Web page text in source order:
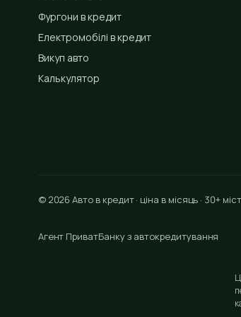
Фургони в кредит
Електромобілі в кредит
Викуп авто
Калькулятор
© 2026 Авто в кредит · ціна в місяць · 30+
Агент ПриватБанку з автокредитування